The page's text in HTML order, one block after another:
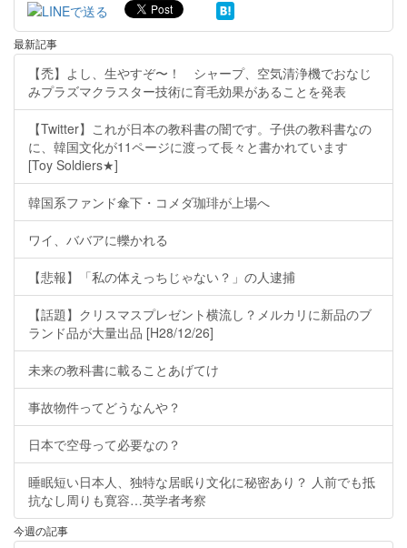
最新記事
【禿】よし、生やすぞ〜！ シャープ、空気清浄機でおなじ
みプラズマクラスター技術に育毛効果があることを発表
【Twitter】これが日本の教科書の闇です。子供の教科書なの
に、韓国文化が11ページに渡って長々と書かれています
[Toy Soldiers★]
韓国系ファンド傘下・コメダ珈琲が上場へ
ワイ、ババアに轢かれる
【悲報】「私の体えっちじゃない？」の人逮捕
【話題】クリスマスプレゼント横流し？メルカリに新品のブ
ランド品が大量出品 [H28/12/26]
未来の教科書に載ることあげてけ
事故物件ってどうなんや？
日本で空母って必要なの？
睡眠短い日本人、独特な居眠り文化に秘密あり？ 人前でも抵
抗なし周りも寛容…英学者考察
今週の記事